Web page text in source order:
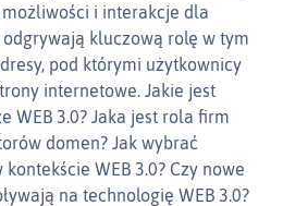
i interakcje dla
kluczową rolę w tym
pod którymi użytkownicy
internetowe. Jakie jest
WEB 3.0? Jaka jest rola firm
domen? Jak wybrać
WEB 3.0? Czy nowe
na technologię WEB 3.0?